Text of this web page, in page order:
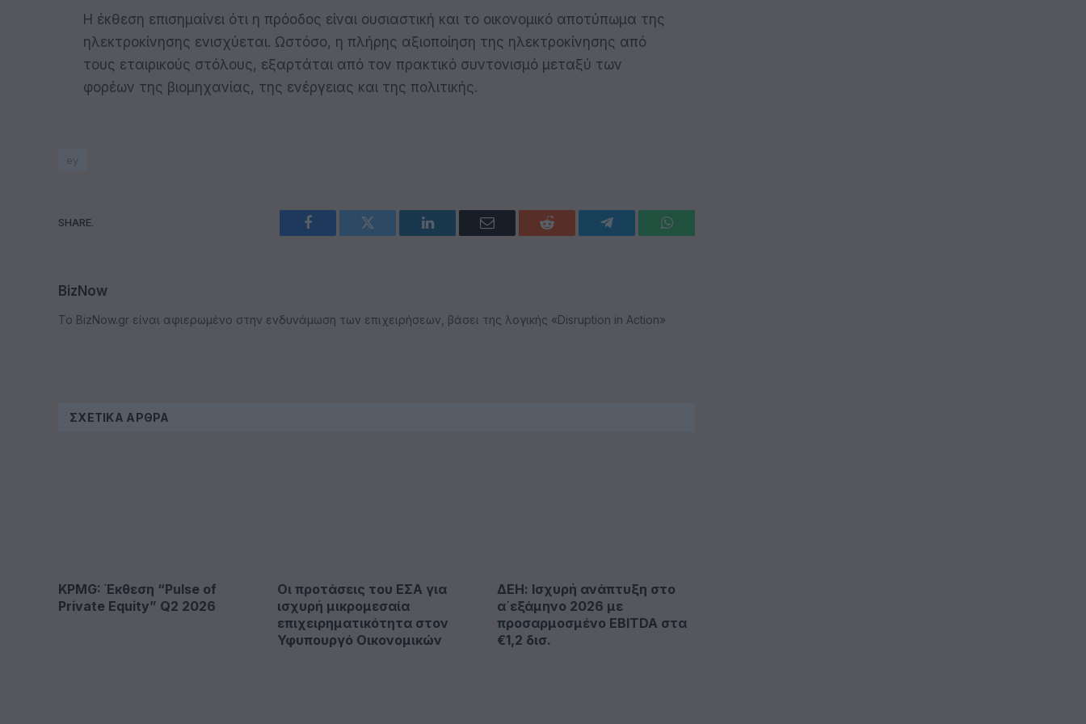
Η έκθεση επισημαίνει ότι η πρόοδος είναι ουσιαστική και το οικονομικό αποτύπωμα της
ηλεκτροκίνησης ενισχύεται. Ωστόσο, η πλήρης αξιοποίηση της ηλεκτροκίνησης από
τους εταιρικούς στόλους, εξαρτάται από τον πρακτικό συντονισμό μεταξύ των
φορέων της βιομηχανίας, της ενέργειας και της πολιτικής.
ey
SHARE.
Facebook Twitter LinkedIn Email Reddit Telegram WhatsApp
BizNow
Το BizNow.gr είναι αφιερωμένο στην ενδυνάμωση των επιχειρήσεων, βάσει της λογικής «Disruption in Action»
ΣΧΕΤΙΚΆ ΆΡΘΡΑ
KPMG: Έκθεση “Pulse of
Private Equity” Q2 2026
Οι προτάσεις του ΕΣΑ για
ισχυρή μικρομεσαία
επιχειρηματικότητα στον
Υφυπουργό Οικονομικών
ΔΕΗ: Ισχυρή ανάπτυξη στο
α΄εξάμηνο 2026 με
προσαρμοσμένο EBITDA στα
€1,2 δισ.